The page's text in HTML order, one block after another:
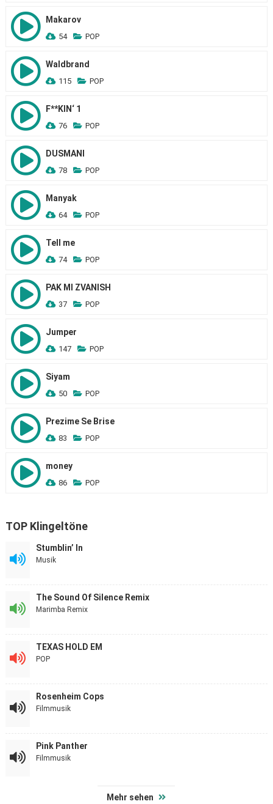
Makarov
54 POP
Waldbrand
115 POP
F**KIN‘ 1
76 POP
DUSMANI
78 POP
Manyak
64 POP
Tell me
74 POP
PAK MI ZVANISH
37 POP
Jumper
147 POP
Siyam
50 POP
Prezime Se Brise
83 POP
money
86 POP
TOP Klingeltöne
Stumblin’ In
Musik
The Sound Of Silence Remix
Marimba Remix
TEXAS HOLD EM
POP
Rosenheim Cops
Filmmusik
Pink Panther
Filmmusik
Mehr sehen